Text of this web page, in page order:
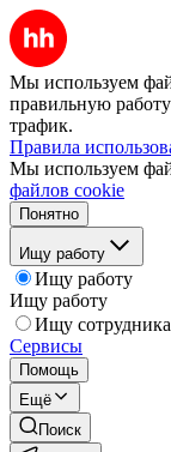
Мы используем
правильную
трафик.
Правила
Мы используем
файлов cookie
Понятно
Ищу работу
Ищу работу
Ищу работу
Ищу сотрудника
Сервисы
Помощь
Ещё
Поиск